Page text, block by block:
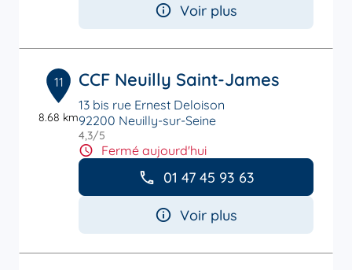
Voir plus
11
8.68 km
CCF Neuilly Saint-James
13 bis rue Ernest Deloison
92200 Neuilly-sur-Seine
4,3/5
Fermé aujourd'hui
01 47 45 93 63
Voir plus